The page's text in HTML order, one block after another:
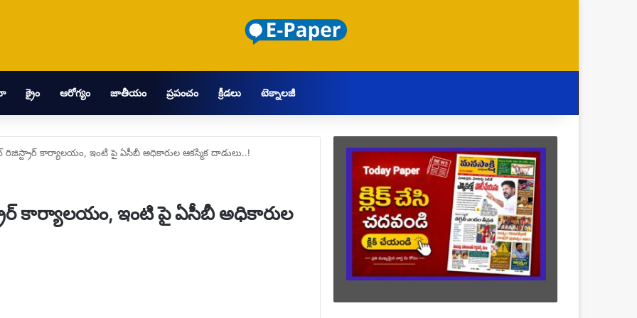
క్రైం ఆరోగ్యం జాతీయం ప్రపంచం క్రీడలు టెక్నాలజీ
రిజిస్ట్రార్ కార్యాలయం, ఇంటి పై ఏసీబీ అధికారుల ఆకస్మిక దాడులు..!
కార్యాలయం, ఇంటి పై ఏసీబీ అధికారుల